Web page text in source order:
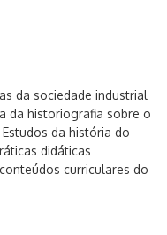
da sociedade industrial
da historiografia sobre o
da história do
didáticas
curriculares do